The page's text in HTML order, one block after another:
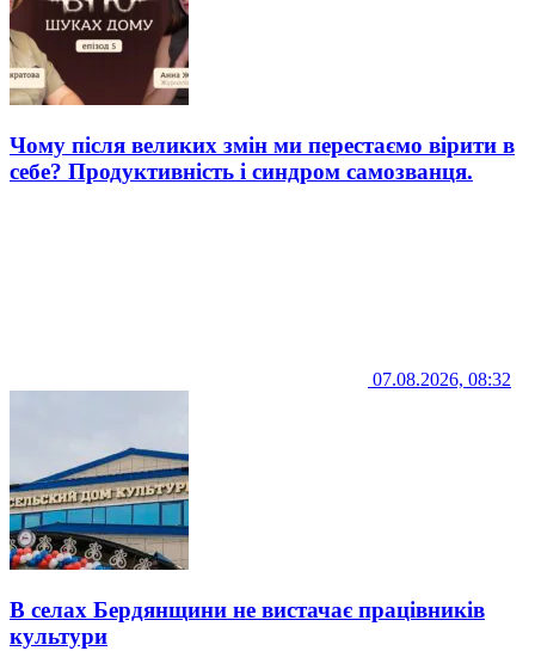
Чому після великих змін ми перестаємо вірити в
себе? Продуктивність і синдром самозванця.
07.08.2026, 08:32
В селах Бердянщини не вистачає працівників
культури